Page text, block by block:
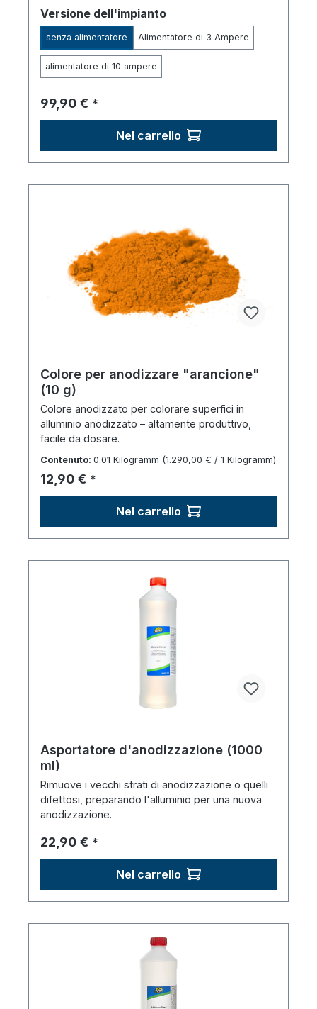
Seleziona
Versione dell'impianto
senza alimentatore Alimentatore di 3 Ampere
alimentatore di 10 ampere
Prezzo normale:
99,90 € *
Nel carrello
Colore per anodizzare "arancione"
(10 g)
Colore anodizzato per colorare superfici in
alluminio anodizzato – altamente produttivo,
facile da dosare.
Contenuto: 0.01 Kilogramm (1.290,00 € / 1 Kilogramm)
Prezzo normale:
12,90 € *
Nel carrello
Asportatore d'anodizzazione (1000
ml)
Rimuove i vecchi strati di anodizzazione o quelli
difettosi, preparando l'alluminio per una nuova
anodizzazione.
Prezzo normale:
22,90 € *
Nel carrello